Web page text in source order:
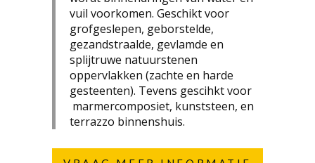
vuil voorkomen. Geschikt voor
grofgeslepen, geborstelde,
gezandstraalde, gevlamde en
splijtruwe natuurstenen
oppervlakken (zachte en harde
gesteenten). Tevens gescihkt voor
marmercomposiet, kunststeen, en
terrazzo binnenshuis.